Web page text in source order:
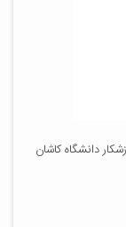
دانشگاه کاشان